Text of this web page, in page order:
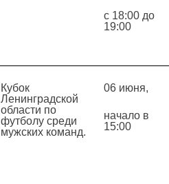
с 18:00 до
19:00
Кубок
Ленинградской
области по
футболу среди
мужских команд.
06 июня,
начало в
15:00